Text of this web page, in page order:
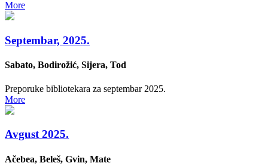
More
Septembar, 2025.
Sabato, Bodirožić, Sijera, Tod
Preporuke bibliotekara za septembar 2025.
More
Avgust 2025.
Ačebea, Beleš, Gvin, Mate